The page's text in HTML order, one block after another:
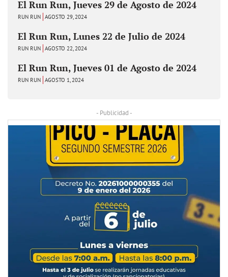
El Run Run, Jueves 29 de Agosto de 2024
RUN RUN AGOSTO 29, 2024
El Run Run, Lunes 22 de Julio de 2024
RUN RUN AGOSTO 22, 2024
El Run Run, Jueves 01 de Agosto de 2024
RUN RUN AGOSTO 1, 2024
- Publicidad -